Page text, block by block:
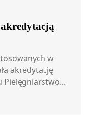
w
akredytację
Pielęgniarstwo...